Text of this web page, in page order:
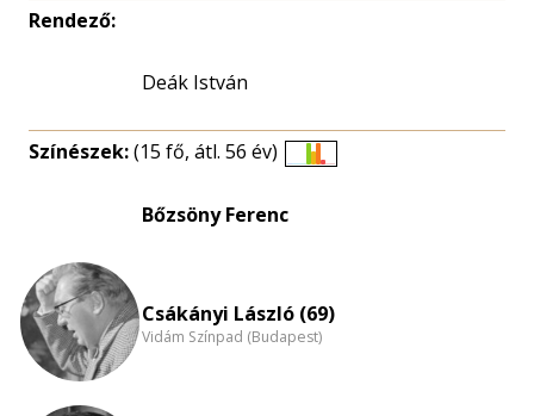
Rendező:
Deák István
Színészek:(15 fő, átl. 56 év)
Bőzsöny Ferenc
Csákányi László (69)
Vidám Színpad (Budapest)